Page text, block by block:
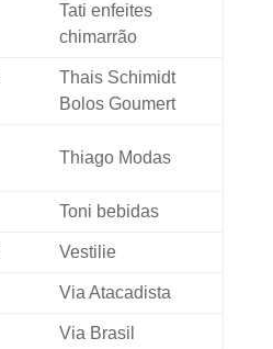
Tati enfeites
chimarrão
Thais Schimidt
Bolos Goumert
Thiago Modas
Toni bebidas
Vestilie
Via Atacadista
Via Brasil